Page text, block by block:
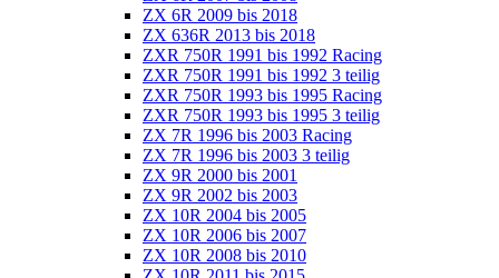
ZX 6R 2009 bis 2018
ZX 636R 2013 bis 2018
ZXR 750R 1991 bis 1992 Racing
ZXR 750R 1991 bis 1992 3 teilig
ZXR 750R 1993 bis 1995 Racing
ZXR 750R 1993 bis 1995 3 teilig
ZX 7R 1996 bis 2003 Racing
ZX 7R 1996 bis 2003 3 teilig
ZX 9R 2000 bis 2001
ZX 9R 2002 bis 2003
ZX 10R 2004 bis 2005
ZX 10R 2006 bis 2007
ZX 10R 2008 bis 2010